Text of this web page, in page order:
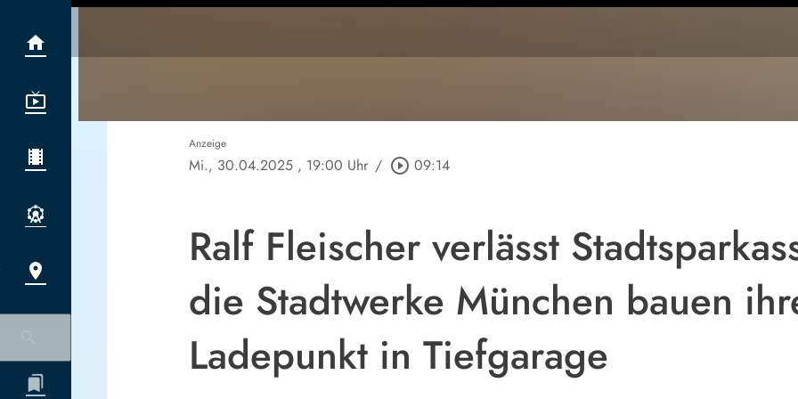
Anzeige
Mi., 30.04.2025 , 19:00 Uhr / play_circle_outline 09:14
Ralf Fleischer verlässt
die Stadtwerke München bauen
Ladepunkt in Tiefgarage